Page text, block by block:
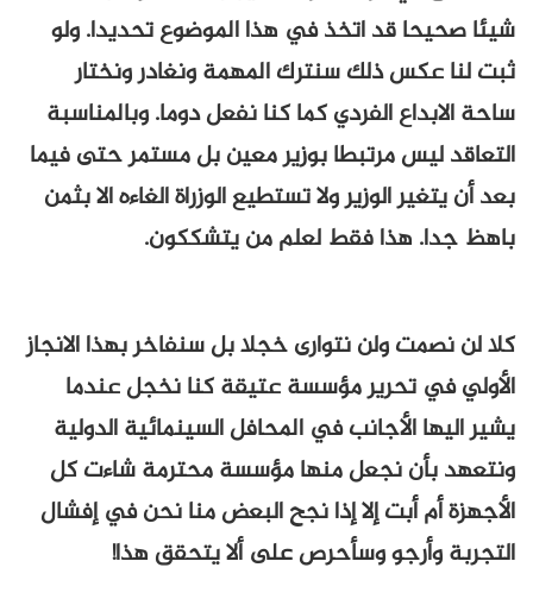
شيئا صحيحا قد اتخذ في هذا الموضوع تحديدا. ولو
ثبت لنا عكس ذلك سنترك المهمة ونغادر ونختار
ساحة الابداع الفردي كما كنا نفعل دوما. وبالمناسبة
التعاقد ليس مرتبطا بوزير معين بل مستمر حتى فيما
بعد أن يتغير الوزير ولا تستطيع الوزراة الغاءه الا بثمن
باهظ جدا. هذا فقط لعلم من يتشككون.
كلا لن نصمت ولن نتوارى خجلا بل سنفاخر بهذا الانجاز
الأولي في تحرير مؤسسة عتيقة كنا نخجل عندما
يشير اليها الأجانب في المحافل السينمائية الدولية
ونتعهد بأن نجعل منها مؤسسة محترمة شاءت كل
الأجهزة أم أبت إلا إذا نجح البعض منا نحن في إفشال
التجربة وأرجو وسأحرص على ألا يتحقق هذا!